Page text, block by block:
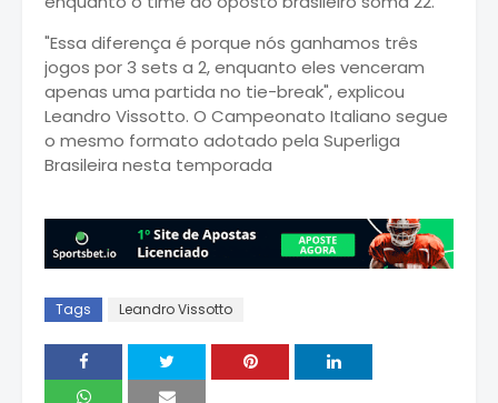
"Essa diferença é porque nós ganhamos três
jogos por 3 sets a 2, enquanto eles venceram
apenas uma partida no tie-break", explicou
Leandro Vissotto. O Campeonato Italiano segue
o mesmo formato adotado pela Superliga
Brasileira nesta temporada
Tags Leandro Vissotto